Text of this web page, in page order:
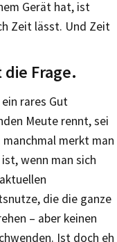
Gerät hat, ist
Zeit lässt. Und Zeit
Frage.
rares Gut
Meute rennt, sei
merkt man
wenn man sich
die die ganze
– aber keinen
Ist doch eh